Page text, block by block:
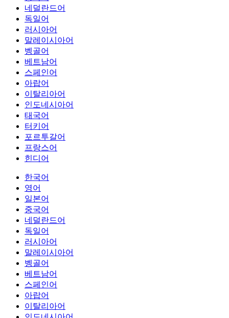
네덜란드어
독일어
러시아어
말레이시아어
벵골어
베트남어
스페인어
아랍어
이탈리아어
인도네시아어
태국어
터키어
포르투갈어
프랑스어
힌디어
한국어
영어
일본어
중국어
네덜란드어
독일어
러시아어
말레이시아어
벵골어
베트남어
스페인어
아랍어
이탈리아어